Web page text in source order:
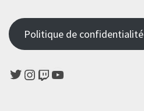
l’article
Politique de confidentialité
Twitter
Instagram
TwitchYouTube